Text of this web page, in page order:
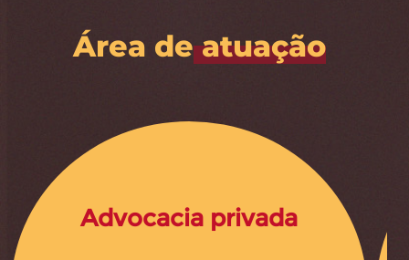
Área deatuação
Advocacia privada